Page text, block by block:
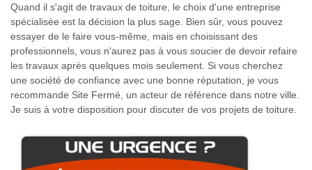
Quand il s'agit de travaux de toiture, le choix d'une entreprise
spécialisée est la décision la plus sage. Bien sûr, vous pouvez
essayer de le faire vous-même, mais en choisissant des
professionnels, vous n'aurez pas à vous soucier de devoir refaire
les travaux après quelques mois seulement. Si vous cherchez
une société de confiance avec une bonne réputation, je vous
recommande Site Fermé, un acteur de référence dans notre ville.
Je suis à votre disposition pour discuter de vos projets de toiture.